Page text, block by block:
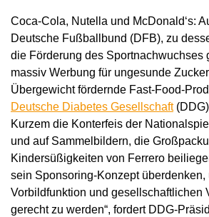
Coca-Cola, Nutella und McDonald‘s:
Deutsche Fußballbund (DFB), zu
die Förderung des Sportnachwuchses
massiv Werbung für ungesunde
Übergewicht fördernde Fast-Food-
Deutsche Diabetes Gesellschaft
Kurzem die Konterfeis der
und auf Sammelbildern, die
Kindersüßigkeiten von Ferrero
sein Sponsoring-Konzept überdenken,
Vorbildfunktion und gesellschaftlichen
gerecht zu werden“, fordert DDG-